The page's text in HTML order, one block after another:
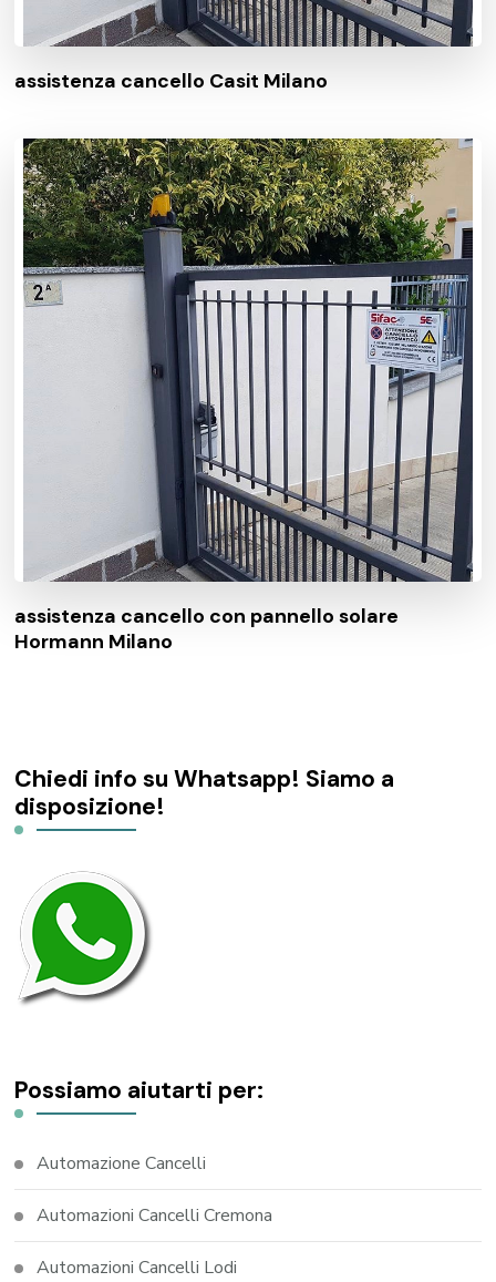
assistenza cancello Casit Milano
assistenza cancello con pannello solare
Hormann Milano
Chiedi info su Whatsapp! Siamo a
disposizione!
Possiamo aiutarti per:
Automazione Cancelli
Automazioni Cancelli Cremona
Automazioni Cancelli Lodi